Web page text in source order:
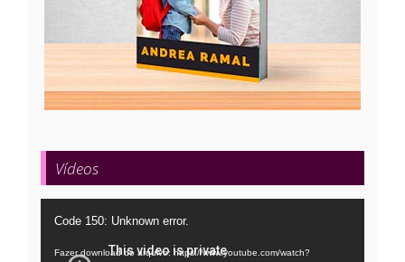
Vídeos
Tocador
Code 150: Unknown error.
Fazer download do arquivo: https://www.youtube.com/watch?